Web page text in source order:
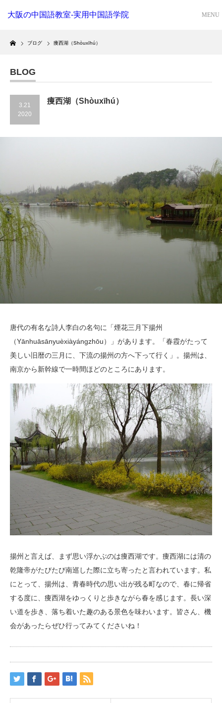
大阪の中国語教室-実用中国語学院
Home
ブログ 痩西湖（Shòuxīhú）
BLOG
3.21
2020
痩西湖（Shòuxīhú）
唐代の有名な詩人李白の名句に「煙花三月下揚州
（Yānhuāsānyuèxiàyángzhōu）」があります。「春霞がたって
美しい旧暦の三月に、下流の揚州の方へ下って行く」。揚州は、
南京から新幹線で一時間ほどのところにあります。
揚州と言えば、まず思い浮かぶのは痩西湖です。痩西湖には清の
乾隆帝がたびたび南巡した際に立ち寄ったと言われています。私
にとって、揚州は、青春時代の思い出が残る町なので、春に帰省
する度に、痩西湖をゆっくりと歩きながら春を感じます。長い深
い道を歩き、落ち着いた趣のある景色を味わいます。皆さん、機
会があったらぜひ行ってみてくださいね！